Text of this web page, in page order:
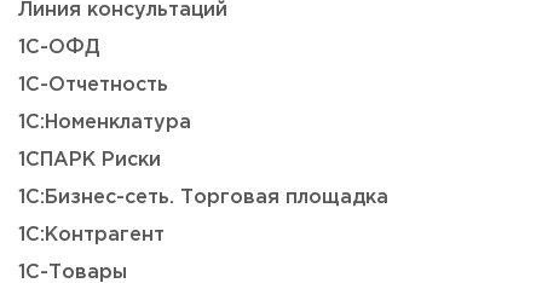
Линия консультаций
1С-ОФД
1С-Отчетность
1С:Номенклатура
1СПАРК Риски
1С:Бизнес-сеть. Торговая площадка
1С:Контрагент
1С-Товары